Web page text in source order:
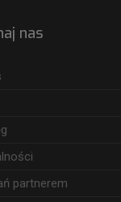
nas
partnerem